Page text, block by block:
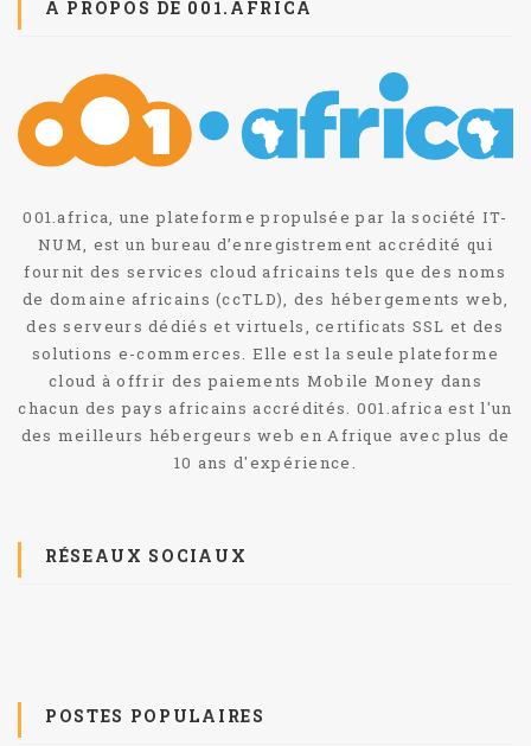
A PROPOS DE 001.AFRICA
001.africa, une plateforme propulsée par la société IT-
NUM, est un bureau d’enregistrement accrédité qui
fournit des services cloud africains tels que des noms
de domaine africains (ccTLD), des hébergements web,
des serveurs dédiés et virtuels, certificats SSL et des
solutions e-commerces. Elle est la seule plateforme
cloud à offrir des paiements Mobile Money dans
chacun des pays africains accrédités. 001.africa est l'un
des meilleurs hébergeurs web en Afrique avec plus de
10 ans d'expérience.
RÉSEAUX SOCIAUX
POSTES POPULAIRES